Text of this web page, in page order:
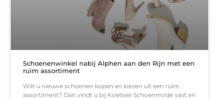
Schoenenwinkel nabij Alphen aan den Rijn met een
ruim assortiment
Wilt u nieuwe schoenen kopen en kiezen uit een ruim
assortiment? Dan vindt u bij Koetsier Schoenmode vast en